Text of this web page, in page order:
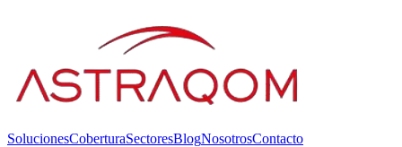
SolucionesCoberturaSectoresBlogNosotrosContacto